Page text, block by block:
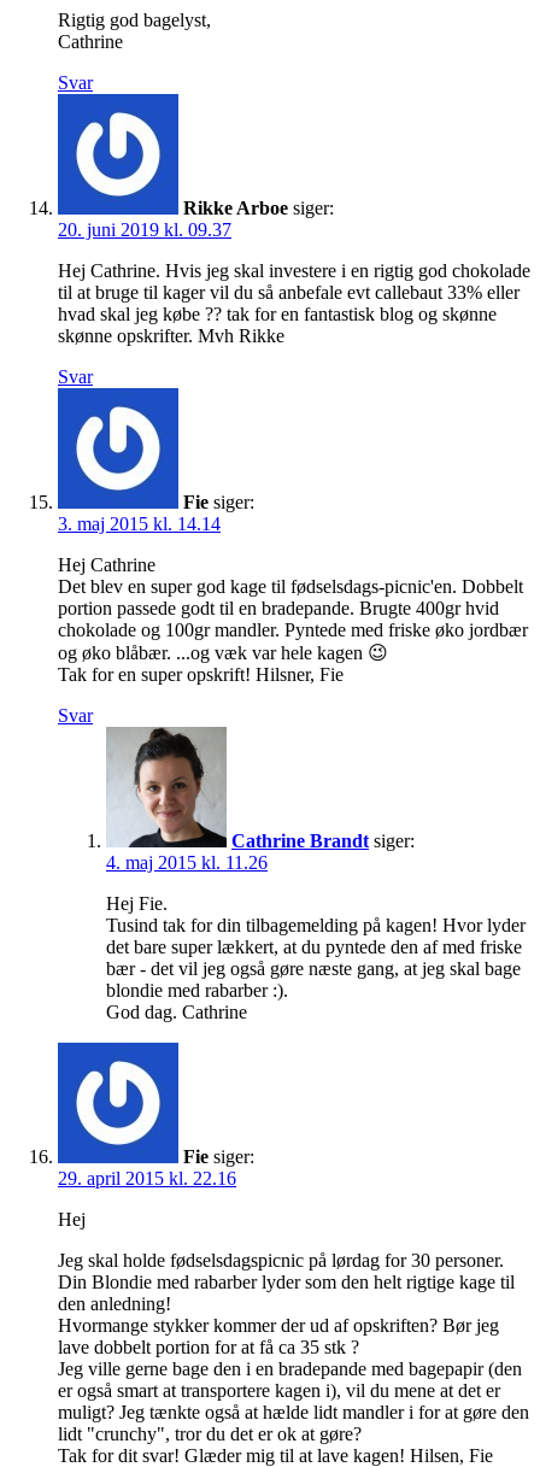
Rigtig god bagelyst,
Cathrine
Svar
Rikke Arboe siger:
20. juni 2019 kl. 09.37
Hej Cathrine. Hvis jeg skal investere i en rigtig god chokolade
til at bruge til kager vil du så anbefale evt callebaut 33% eller
hvad skal jeg købe ?? tak for en fantastisk blog og skønne
skønne opskrifter. Mvh Rikke
Svar
Fie siger:
3. maj 2015 kl. 14.14
Hej Cathrine
Det blev en super god kage til fødselsdags-picnic'en. Dobbelt
portion passede godt til en bradepande. Brugte 400gr hvid
chokolade og 100gr mandler. Pyntede med friske øko jordbær
og øko blåbær. ...og væk var hele kagen 😉
Tak for en super opskrift! Hilsner, Fie
Svar
Cathrine Brandt siger:
4. maj 2015 kl. 11.26
Hej Fie.
Tusind tak for din tilbagemelding på kagen! Hvor lyder
det bare super lækkert, at du pyntede den af med friske
bær - det vil jeg også gøre næste gang, at jeg skal bage
blondie med rabarber :).
God dag. Cathrine
Fie siger:
29. april 2015 kl. 22.16
Hej
Jeg skal holde fødselsdagspicnic på lørdag for 30 personer.
Din Blondie med rabarber lyder som den helt rigtige kage til
den anledning!
Hvormange stykker kommer der ud af opskriften? Bør jeg
lave dobbelt portion for at få ca 35 stk ?
Jeg ville gerne bage den i en bradepande med bagepapir (den
er også smart at transportere kagen i), vil du mene at det er
muligt? Jeg tænkte også at hælde lidt mandler i for at gøre den
lidt "crunchy", tror du det er ok at gøre?
Tak for dit svar! Glæder mig til at lave kagen! Hilsen, Fie